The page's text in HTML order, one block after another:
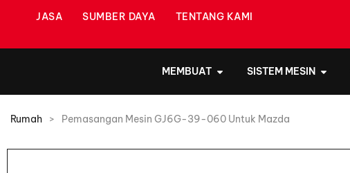
JASA SUMBER DAYA TENTANG KAMI
MEMBUAT SISTEM MESIN
Rumah > Pemasangan Mesin GJ6G-39-060 Untuk Mazda